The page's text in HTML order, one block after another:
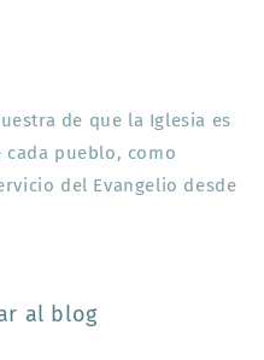
de que la Iglesia es
pueblo, como
del Evangelio desde
al blog